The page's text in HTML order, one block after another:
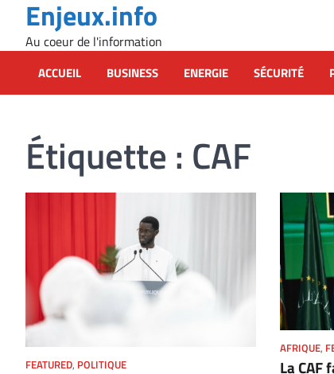
content
Enjeux.info
Au coeur de l'information
ACCUEIL BUSINESS ENERGIE SÉCURITÉ
Étiquette : CAF
FEATURED, POLITIQUE
AFRIQUE,
La CAF